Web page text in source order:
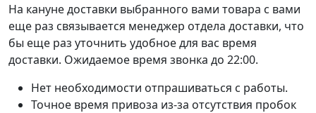
На кануне доставки выбранного вами товара с вами
еще раз связывается менеджер отдела доставки, что
бы еще раз уточнить удобное для вас время
доставки. Ожидаемое время звонка до 22:00.
Нет необходимости отпрашиваться с работы.
Точное время привоза из-за отсутствия пробок